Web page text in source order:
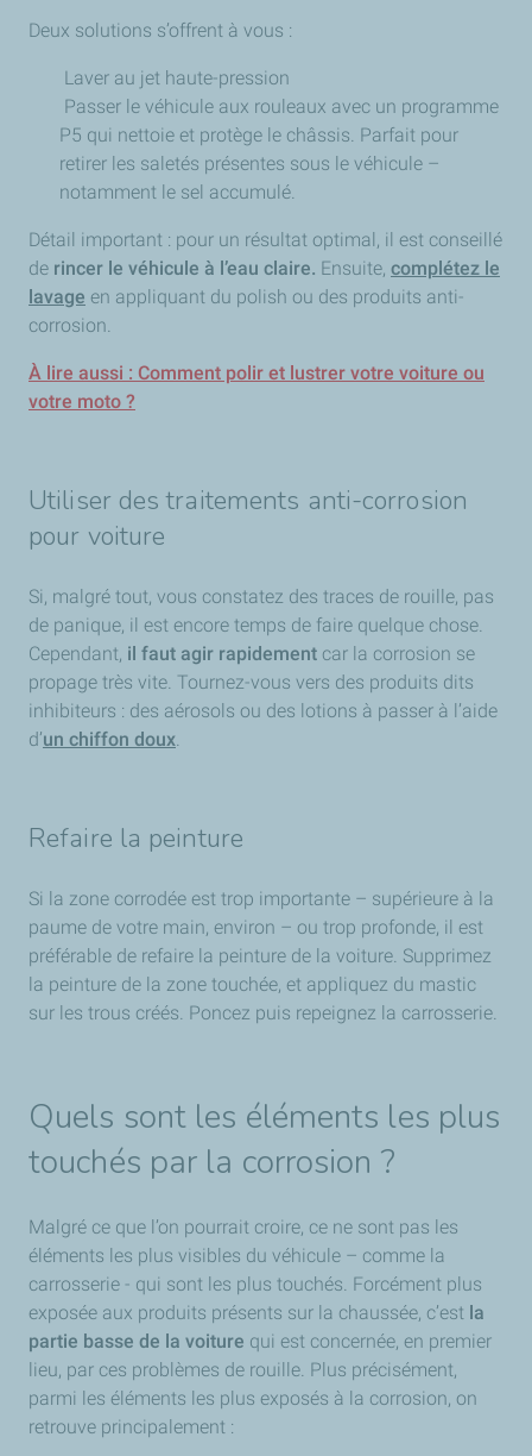
Deux solutions s’offrent à vous :
Laver au jet haute-pression
Passer le véhicule aux rouleaux avec un programme
P5 qui nettoie et protège le châssis. Parfait pour
retirer les saletés présentes sous le véhicule –
notamment le sel accumulé.
Détail important : pour un résultat optimal, il est conseillé
de rincer le véhicule à l’eau claire. Ensuite, complétez le
lavage en appliquant du polish ou des produits anti-
corrosion.
À lire aussi : Comment polir et lustrer votre voiture ou
votre moto ?
Utiliser des traitements anti-corrosion
pour voiture
Si, malgré tout, vous constatez des traces de rouille, pas
de panique, il est encore temps de faire quelque chose.
Cependant, il faut agir rapidement car la corrosion se
propage très vite. Tournez-vous vers des produits dits
inhibiteurs : des aérosols ou des lotions à passer à l’aide
d’un chiffon doux.
Refaire la peinture
Si la zone corrodée est trop importante – supérieure à la
paume de votre main, environ – ou trop profonde, il est
préférable de refaire la peinture de la voiture. Supprimez
la peinture de la zone touchée, et appliquez du mastic
sur les trous créés. Poncez puis repeignez la carrosserie.
Quels sont les éléments les plus
touchés par la corrosion ?
Malgré ce que l’on pourrait croire, ce ne sont pas les
éléments les plus visibles du véhicule – comme la
carrosserie - qui sont les plus touchés. Forcément plus
exposée aux produits présents sur la chaussée, c’est la
partie basse de la voiture qui est concernée, en premier
lieu, par ces problèmes de rouille. Plus précisément,
parmi les éléments les plus exposés à la corrosion, on
retrouve principalement :